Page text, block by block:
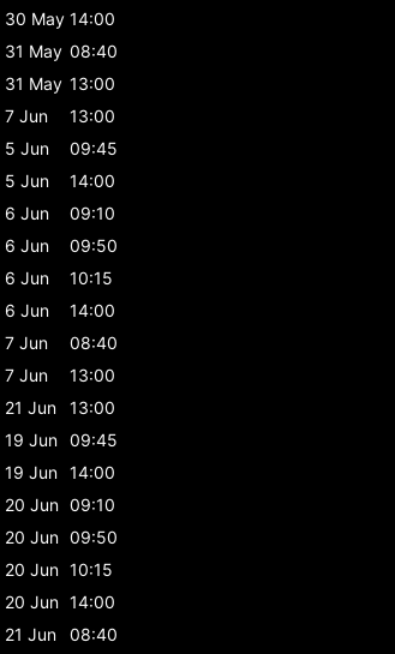
30 May 14:00
31 May 08:40
31 May 13:00
7 Jun
13:00
5 Jun
09:45
5 Jun
14:00
6 Jun
09:10
6 Jun
09:50
6 Jun
10:15
6 Jun
14:00
7 Jun
08:40
7 Jun
13:00
21 Jun
13:00
19 Jun 09:45
19 Jun 14:00
20 Jun 09:10
20 Jun 09:50
20 Jun 10:15
20 Jun 14:00
21 Jun
08:40